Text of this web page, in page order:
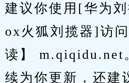
建议你使用[华为
ox火狐刘揽器]访
读】 m.qiqidu.net
续为你更新，还建